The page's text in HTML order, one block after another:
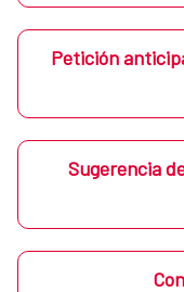
Petición
Sugerencia